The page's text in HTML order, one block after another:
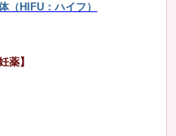
（HIFU：ハイフ）
薬】